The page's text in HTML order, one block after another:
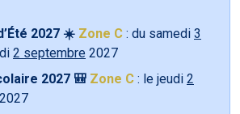
2027 ☀️ Zone C : du samedi 3
2 septembre 2027
2027 🎒 Zone C : le jeudi 2
2027